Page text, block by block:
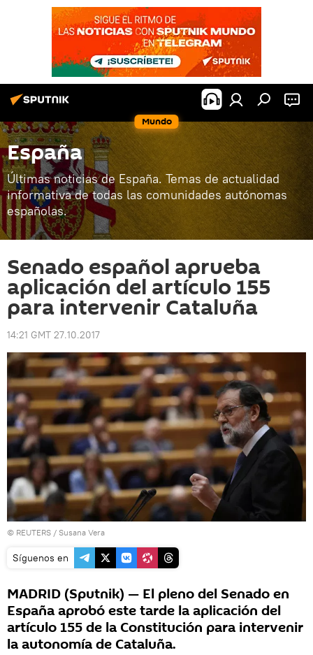
Mundo
España
Últimas noticias de España. Temas de actualidad
informativa de todas las comunidades autónomas
españolas.
Senado español aprueba
aplicación del artículo 155
para intervenir Cataluña
14:21 GMT 27.10.2017
© REUTERS / Susana Vera
Síguenos en
MADRID (Sputnik) — El pleno del Senado en
España aprobó este tarde la aplicación del
artículo 155 de la Constitución para intervenir
la autonomía de Cataluña.